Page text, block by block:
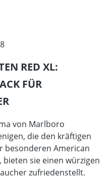
RED XL:
FÜR
von Marlboro
die den kräftigen
besonderen American
sie einen würzigen
zufriedenstellt.